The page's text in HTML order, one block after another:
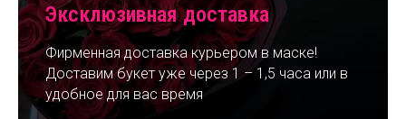
Эксклюзивная доставка
Фирменная доставка курьером в маске!
Доставим букет уже через 1 – 1,5 часа или в
удобное для вас время